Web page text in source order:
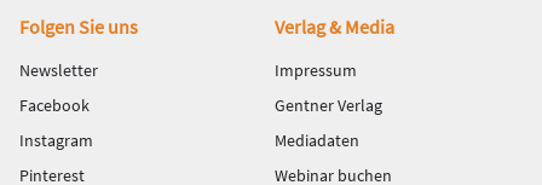
Fußbereich
Folgen Sie uns
Newsletter
Facebook
Instagram
Pinterest
Verlag & Media
Impressum
Gentner Verlag
Mediadaten
Webinar buchen